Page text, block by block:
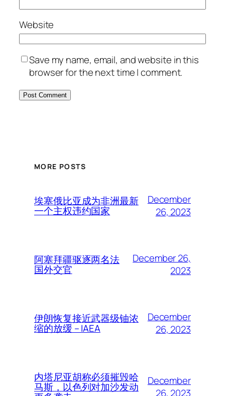
Website
Save my name, email, and website in this
browser for the next time I comment.
MORE POSTS
埃塞俄比亚成为非洲最新
一个主权违约国家
December
26, 2023
阿塞拜疆驱逐两名法
国外交官
December 26,
2023
伊朗恢复接近武器级铀浓
缩的放缓 – IAEA
December
26, 2023
内塔尼亚胡称必须摧毁哈
马斯，以色列对加沙发动
December
26, 2023